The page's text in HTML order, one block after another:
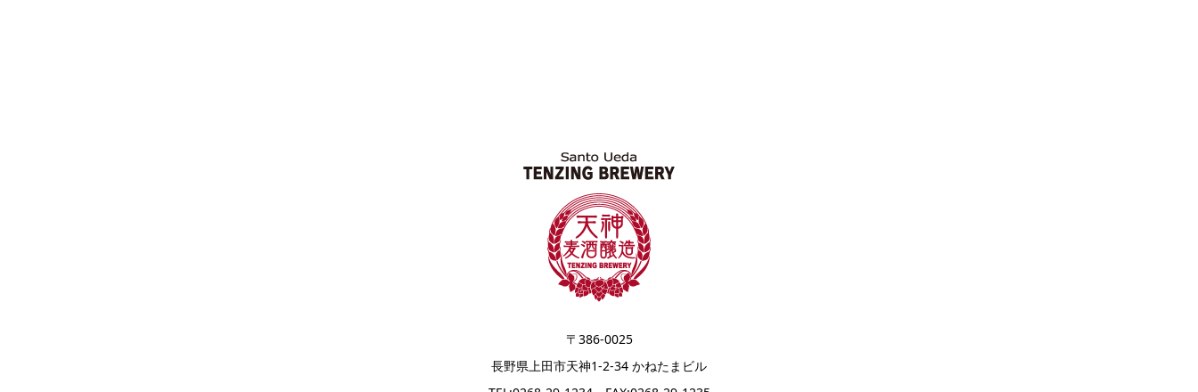
〒386-0025
長野県上田市天神1-2-34 かねたまビル